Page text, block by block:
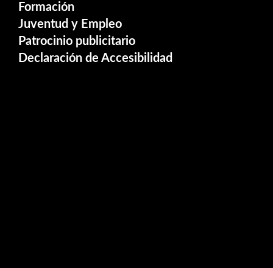
Formación
Juventud y Empleo
Patrocinio publicitario
Declaración de Accesibilidad